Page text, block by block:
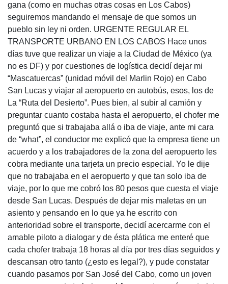
gana (como en muchas otras cosas en Los Cabos)
seguiremos mandando el mensaje de que somos un
pueblo sin ley ni orden. URGENTE REGULAR EL
TRANSPORTE URBANO EN LOS CABOS Hace unos
días tuve que realizar un viaje a la Ciudad de México (ya
no es DF) y por cuestiones de logística decidí dejar mi
“Mascatuercas” (unidad móvil del Marlin Rojo) en Cabo
San Lucas y viajar al aeropuerto en autobús, esos, los de
La “Ruta del Desierto”. Pues bien, al subir al camión y
preguntar cuanto costaba hasta el aeropuerto, el chofer me
preguntó que si trabajaba allá o iba de viaje, ante mi cara
de “what”, el conductor me explicó que la empresa tiene un
acuerdo y a los trabajadores de la zona del aeropuerto les
cobra mediante una tarjeta un precio especial. Yo le dije
que no trabajaba en el aeropuerto y que tan solo iba de
viaje, por lo que me cobró los 80 pesos que cuesta el viaje
desde San Lucas. Después de dejar mis maletas en un
asiento y pensando en lo que ya he escrito con
anterioridad sobre el transporte, decidí acercarme con el
amable piloto a dialogar y de ésta plática me enteré que
cada chofer trabaja 18 horas al día por tres días seguidos y
descansan otro tanto (¿esto es legal?), y pude constatar
cuando pasamos por San José del Cabo, como un joven